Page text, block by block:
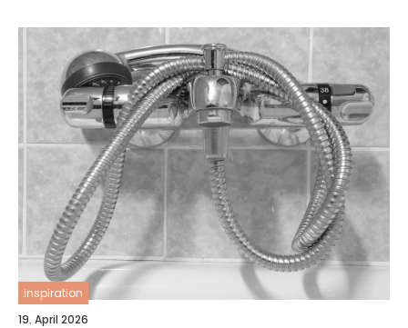
inspiration
19. April 2026